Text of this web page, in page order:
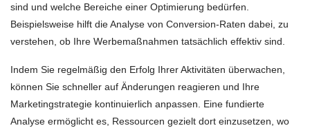
sind und welche Bereiche einer Optimierung bedürfen.
Beispielsweise hilft die Analyse von Conversion-Raten dabei, zu
verstehen, ob Ihre Werbemaßnahmen tatsächlich effektiv sind.
Indem Sie regelmäßig den Erfolg Ihrer Aktivitäten überwachen,
können Sie schneller auf Änderungen reagieren und Ihre
Marketingstrategie kontinuierlich anpassen. Eine fundierte
Analyse ermöglicht es, Ressourcen gezielt dort einzusetzen, wo